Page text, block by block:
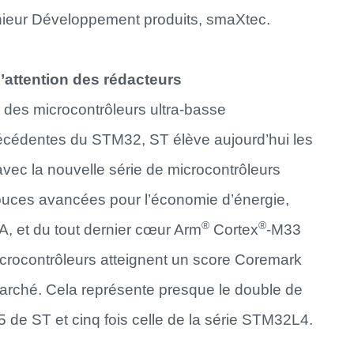
Développement produits, smaXtec.
des rédacteurs
microcontrôleurs ultra-basse
du STM32, ST élève aujourd’hui les
la nouvelle série de microcontrôleurs
avancées pour l’économie d’énergie,
et du tout dernier cœur Arm® Cortex®-M33
atteignent un score Coremark
Cela représente presque le double de
de ST et cinq fois celle de la série STM32L4.